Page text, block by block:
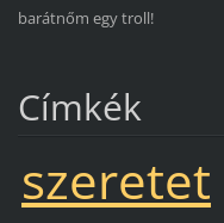
barátnőm egy troll!
Címkék
szeretet